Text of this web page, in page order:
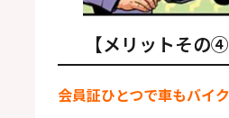
【メリットその④
会員証ひとつで車もバイ